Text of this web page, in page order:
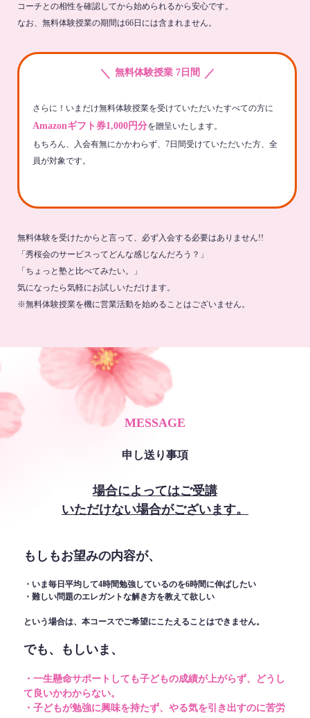
コーチとの相性を確認してから始められるから安心です。
なお、無料体験授業の期間は66日には含まれません。
＼ 無料体験授業 7日間 ／
さらに！いまだけ無料体験授業を受けていただいたすべての方に
Amazonギフト券1,000円分を贈呈いたします。
もちろん、入会有無にかかわらず、7日間受けていただいた方、全
員が対象です。
無料体験を受けたからと言って、必ず入会する必要はありません!!
「秀桜会のサービスってどんな感じなんだろう？」
「ちょっと塾と比べてみたい。」
気になったら気軽にお試しいただけます。
※無料体験授業を機に営業活動を始めることはございません。
MESSAGE
申し送り事項
場合によってはご受講
いただけない場合がございます。
もしもお望みの内容が、
・いま毎日平均して4時間勉強しているのを6時間に伸ばしたい
・難しい問題のエレガントな解き方を教えて欲しい
という場合は、本コースでご希望にこたえることはできません。
でも、もしいま、
・一生懸命サポートしても子どもの成績が上がらず、どうし
て良いかわからない。
・子どもが勉強に興味を持たず、やる気を引き出すのに苦労